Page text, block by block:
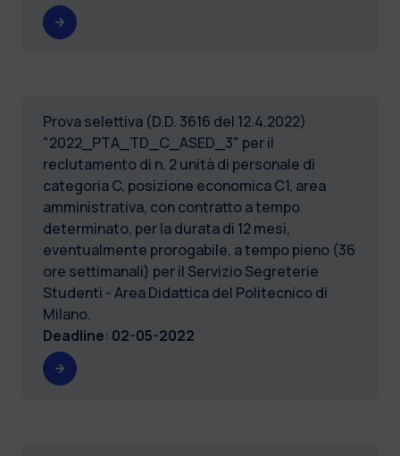
Prova selettiva (D.D. 3616 del 12.4.2022)
"2022_PTA_TD_C_ASED_3" per il
reclutamento di n. 2 unità di personale di
categoria C, posizione economica C1, area
amministrativa, con contratto a tempo
determinato, per la durata di 12 mesi,
eventualmente prorogabile, a tempo pieno (36
ore settimanali) per il Servizio Segreterie
Studenti - Area Didattica del Politecnico di
Milano.
Deadline: 02-05-2022